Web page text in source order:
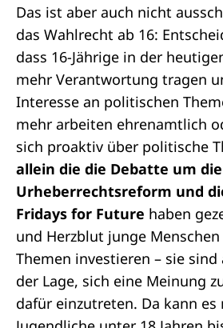
Das ist aber auch nicht
das Wahlrecht ab 16:
dass 16-Jährige in der
mehr Verantwortung tragen
Interesse an politischen
mehr arbeiten ehrenamtlich
sich proaktiv über politische
allein die die Debatte um die
Urheberrechtsreform und
Fridays for Future haben
und Herzblut junge
Themen investieren – sie
der Lage, sich eine Meinung
dafür einzutreten. Da kann es